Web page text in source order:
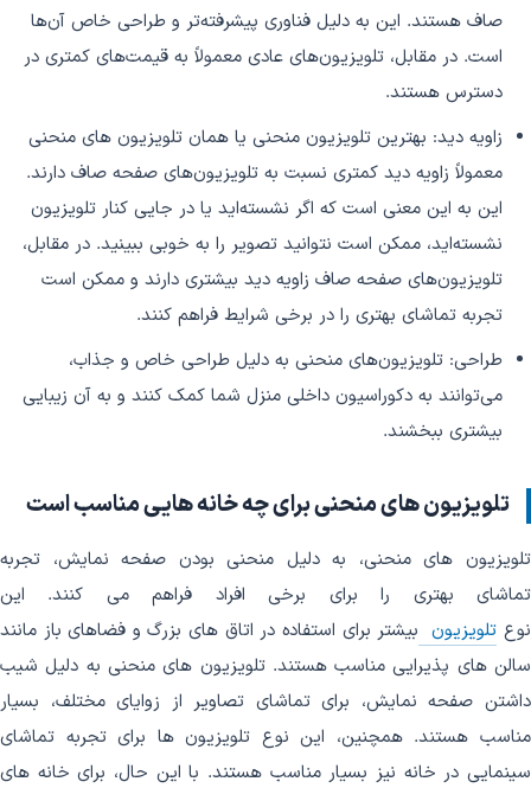
صاف هستند. این به دلیل فناوری پیشرفته‌تر و طراحی خاص آن‌ها
است. در مقابل، تلویزیون‌های عادی معمولاً به قیمت‌های کمتری در
دسترس هستند.
زاویه دید: بهترین تلویزیون منحنی یا همان تلویزیون های منحنی
معمولاً زاویه دید کمتری نسبت به تلویزیون‌های صفحه صاف دارند.
این به این معنی است که اگر نشسته‌اید یا در جایی کنار تلویزیون
نشسته‌اید، ممکن است نتوانید تصویر را به خوبی ببینید. در مقابل،
تلویزیون‌های صفحه صاف زاویه دید بیشتری دارند و ممکن است
تجربه تماشای بهتری را در برخی شرایط فراهم کنند.
طراحی: تلویزیون‌های منحنی به دلیل طراحی خاص و جذاب،
می‌توانند به دکوراسیون داخلی منزل شما کمک کنند و به آن زیبایی
بیشتری ببخشند.
تلویزیون های منحنی برای چه خانه هایی مناسب است
تلویزیون های منحنی، به دلیل منحنی بودن صفحه نمایش، تجربه
تماشای بهتری را برای برخی افراد فراهم می کنند. این
نوع تلویزیون بیشتر برای استفاده در اتاق های بزرگ و فضاهای باز مانند
سالن های پذیرایی مناسب هستند. تلویزیون های منحنی به دلیل شیب
داشتن صفحه نمایش، برای تماشای تصاویر از زوایای مختلف، بسیار
مناسب هستند. همچنین، این نوع تلویزیون ها برای تجربه تماشای
سینمایی در خانه نیز بسیار مناسب هستند. با این حال، برای خانه های